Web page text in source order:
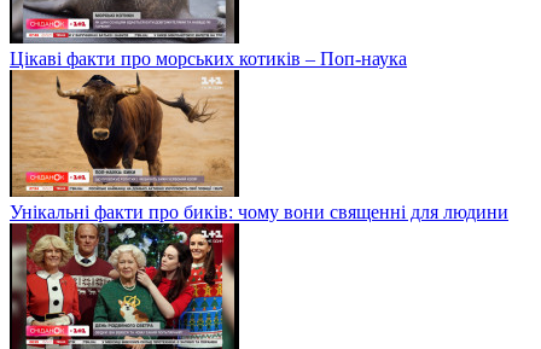
Цікаві факти про морських котиків – Поп-наука
Унікальні факти про биків: чому вони священні для людини